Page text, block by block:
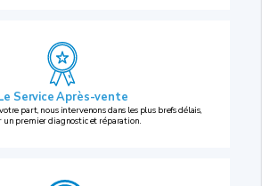
Service Après-vente
part, nous intervenons dans les plus brefs délais,
un premier diagnostic et réparation.